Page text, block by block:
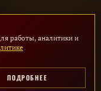
· Все материалы
целях
сохранению исторической
правообладателям.
работы, аналитики и
ПОДРОБНЕЕ